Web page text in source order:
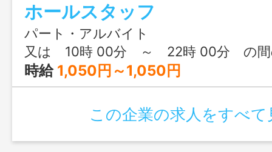
接時にお伺いいたします。 ※変更範囲
ホールスタッフ
パート・アルバイト
又は 10時 00分 ～ 22時 00分 の間
時給 1,050円～1,050円
この企業の求人をすべて